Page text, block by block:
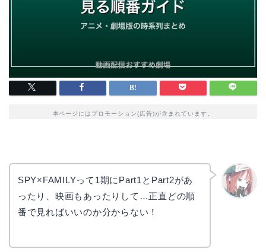
本ページにはプロモーション(広告)が含まれています。
SPY×FAMILYって1期にPart1とPart2があ
ったり、映画もあったりして…正直どの順
番で見ればいいのか分からない！